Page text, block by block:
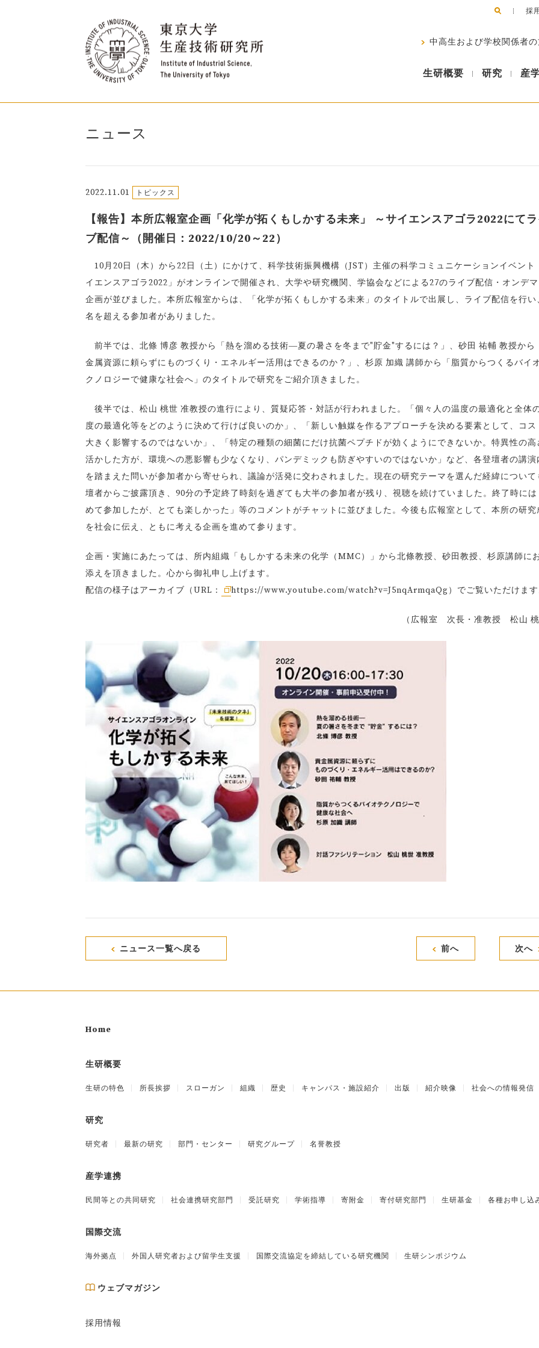
採
中高生および学校関係者
生研概要 研究 産
ニュース
2022.11.01 トピックス
【報告】本所広報室企画「化学が拓くもしかする未来」 ～サイエンスアゴラ2022にてラ
ブ配信～（開催日：2022/10/20～22）
10月20日（木）から22日（土）にかけて、科学技術振興機構（JST）主催の科学コミュニケーションイベント
イエンスアゴラ2022」がオンラインで開催され、大学や研究機関、学協会などによる27のライブ配信・オンデマ
企画が並びました。本所広報室からは、「化学が拓くもしかする未来」のタイトルで出展し、ライブ配信を行い
名を超える参加者がありました。
前半では、北條 博彦 教授から「熱を溜める技術―夏の暑さを冬まで"貯金"するには？」、砂田 祐輔 教授から
金属資源に頼らずにものづくり・エネルギー活用はできるのか？」、杉原 加織 講師から「脂質からつくるバイ
クノロジーで健康な社会へ」のタイトルで研究をご紹介頂きました。
後半では、松山 桃世 准教授の進行により、質疑応答・対話が行われました。「個々人の温度の最適化と全体
度の最適化等をどのように決めて行けば良いのか」、「新しい触媒を作るアプローチを決める要素として、コス
大きく影響するのではないか」、「特定の種類の細菌にだけ抗菌ペプチドが効くようにできないか。特異性の高
活かした方が、環境への悪影響も少なくなり、パンデミックも防ぎやすいのではないか」など、各登壇者の講演
を踏まえた問いが参加者から寄せられ、議論が活発に交わされました。現在の研究テーマを選んだ経緯について
壇者からご披露頂き、90分の予定終了時刻を過ぎても大半の参加者が残り、視聴を続けていました。終了時には
めて参加したが、とても楽しかった」等のコメントがチャットに並びました。今後も広報室として、本所の研究
を社会に伝え、ともに考える企画を進めて参ります。
企画・実施にあたっては、所内組織「もしかする未来の化学（MMC）」から北條教授、砂田教授、杉原講師に
添えを頂きました。心から御礼申し上げます。
配信の様子はアーカイブ（URL：
https://www.youtube.com/watch?v=J5nqArmqaQg）でご覧いただけます
（広報室 次長・准教授 松山 桃
ニュース一覧へ戻る 前へ 次へ
Home
生研概要
生研の特色 所長挨拶 スローガン 組織 歴史 キャンパス・施設紹介 出版 紹介映像 社会への情報発信
研究
研究者 最新の研究 部門・センター 研究グループ 名誉教授
産学連携
民間等との共同研究 社会連携研究部門 受託研究 学術指導 寄附金 寄付研究部門 生研基金 各種お申し込
国際交流
海外拠点 外国人研究者および留学生支援 国際交流協定を締結している研究機関 生研シンポジウム
ウェブマガジン
採用情報